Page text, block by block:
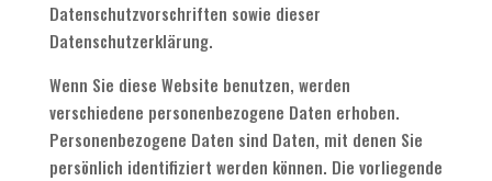
Datenschutzvorschriften sowie dieser
Datenschutzerklärung.
Wenn Sie diese Website benutzen, werden
verschiedene personenbezogene Daten erhoben.
Personenbezogene Daten sind Daten, mit denen Sie
persönlich identifiziert werden können. Die vorliegende